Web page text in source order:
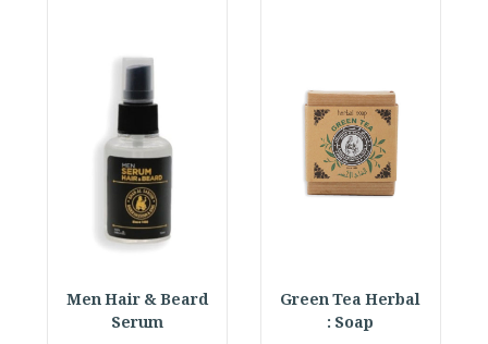
Green Tea Herbal
Soap :
Men Hair & Beard
Serum